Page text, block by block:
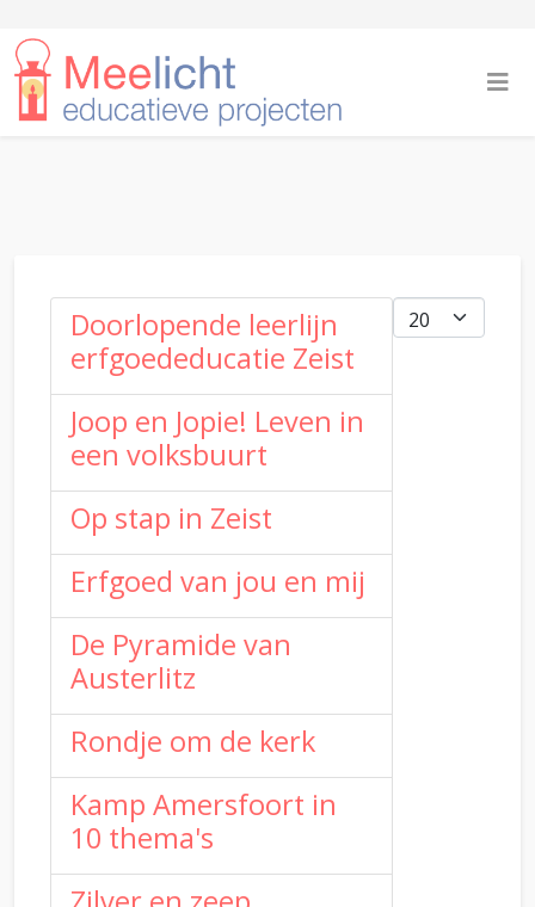
Toon #
Doorlopende leerlijn
erfgoededucatie Zeist
Joop en Jopie! Leven in
een volksbuurt
Op stap in Zeist
Erfgoed van jou en mij
De Pyramide van
Austerlitz
Rondje om de kerk
Kamp Amersfoort in
10 thema's